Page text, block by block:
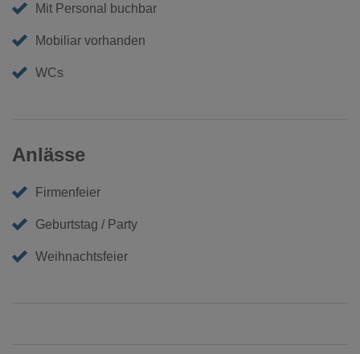
Mit Personal buchbar
Mobiliar vorhanden
WCs
Anlässe
Firmenfeier
Geburtstag / Party
Weihnachtsfeier